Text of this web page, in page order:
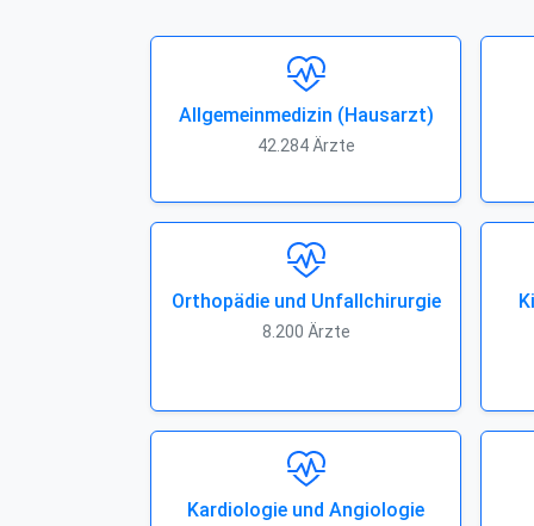
Allgemeinmedizin (Hausarzt)
42.284 Ärzte
Orthopädie und Unfallchirurgie
8.200 Ärzte
Kardiologie und Angiologie